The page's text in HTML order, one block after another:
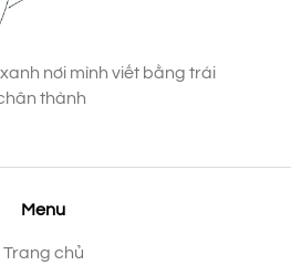
nơi mình viết bằng trái
thành
Menu
Trang chủ